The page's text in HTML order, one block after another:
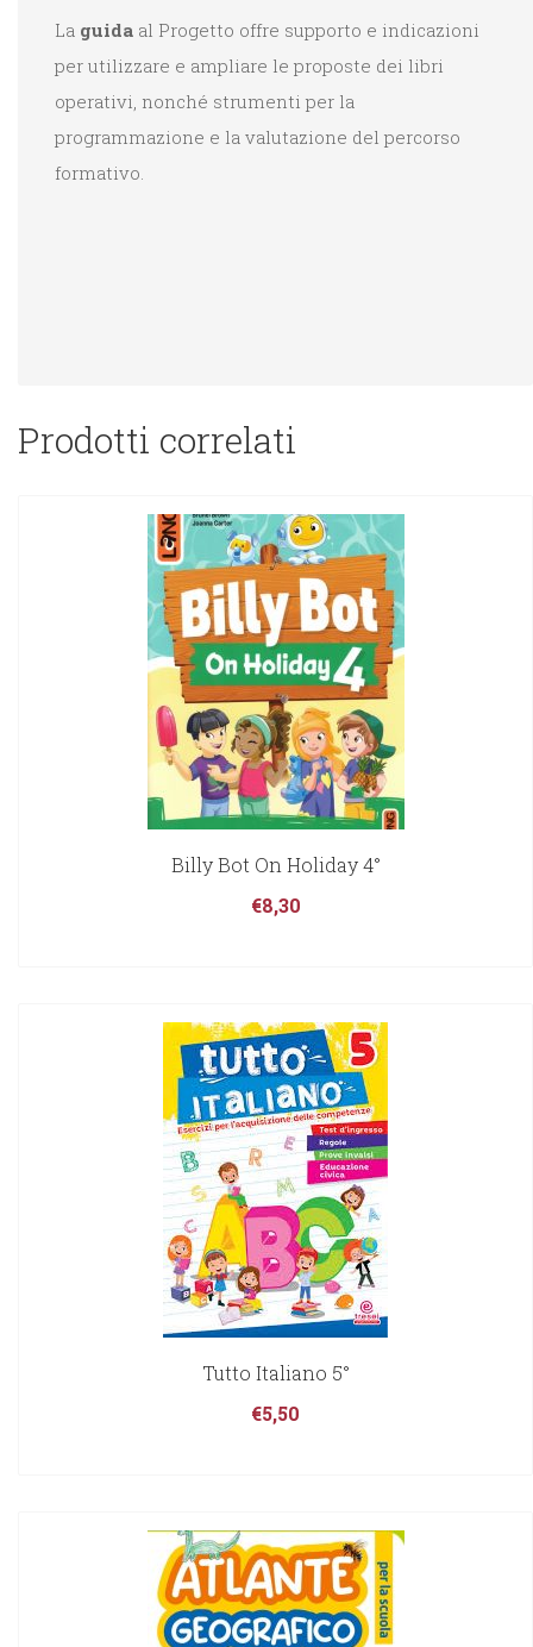
La guida al Progetto offre supporto e indicazioni
per utilizzare e ampliare le proposte dei libri
operativi, nonché strumenti per la
programmazione e la valutazione del percorso
formativo.
Prodotti correlati
Billy Bot On Holiday 4°
€8,30
Tutto Italiano 5°
€5,50